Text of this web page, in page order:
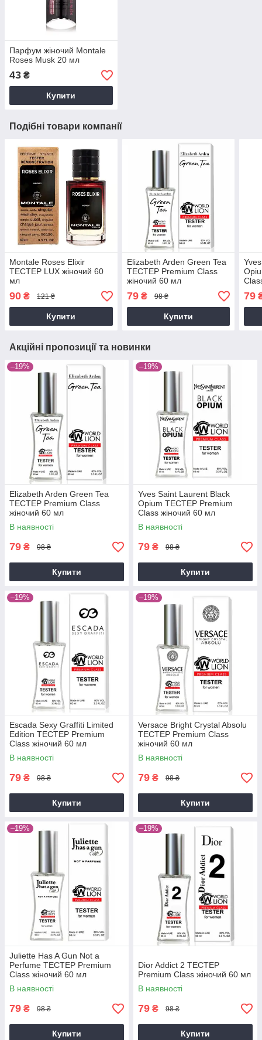
Парфум жіночий Montale
Roses Musk 20 мл
43 ₴
Купити
Подібні товари компанії
Montale Roses Elixir
ТЕСТЕР LUX жіночий 60
мл
90 ₴ 121 ₴
Купити
Elizabeth Arden Green Tea
ТЕСТЕР Premium Class
жіночий 60 мл
79₴ 98 ₴
Купити
79
Акційні пропозиції та новинки
–19%
Elizabeth Arden Green Tea
ТЕСТЕР Premium Class
жіночий 60 мл
В наявності
79 ₴ 98 ₴
Купити
–19%
Yves Saint Laurent Black
Opium ТЕСТЕР Premium
Class жіночий 60 мл
В наявності
79 ₴ 98 ₴
Купити
–19%
Escada Sexy Graffiti Limited
Edition ТЕСТЕР Premium
Class жіночий 60 мл
В наявності
79 ₴ 98 ₴
Купити
–19%
Versace Bright Crystal Absolu
ТЕСТЕР Premium Class
жіночий 60 мл
В наявності
79 ₴ 98 ₴
Купити
–19%
Juliette Has A Gun Not a
Perfume ТЕСТЕР Premium
Class жіночий 60 мл
В наявності
79 ₴ 98 ₴
Купити
–19%
Dior Addict 2 ТЕСТЕР
Premium Class жіночий 60 мл
В наявності
79 ₴ 98 ₴
Купити